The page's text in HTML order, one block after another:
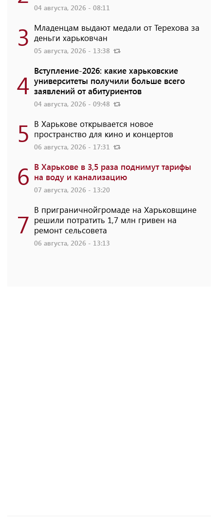
04 августа, 2026 - 08:11
3 Младенцам выдают медали от Терехова за
деньги харьковчан
05 августа, 2026 - 13:38
4 Вступление-2026: какие харьковские
университеты получили больше всего
заявлений от абитуриентов
04 августа, 2026 - 09:48
5 В Харькове открывается новое
пространство для кино и концертов
06 августа, 2026 - 17:31
6 В Харькове в 3,5 раза поднимут тарифы
на воду и канализацию
07 августа, 2026 - 13:20
7 В приграничнойгромаде на Харьковщине
решили потратить 1,7 млн ​​гривен на
ремонт сельсовета
06 августа, 2026 - 13:13